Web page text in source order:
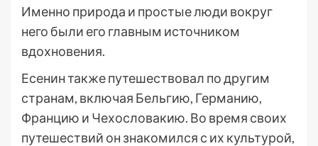
Именно природа и простые люди вокруг
него были его главным источником
вдохновения.
Есенин также путешествовал по другим
странам, включая Бельгию, Германию,
Францию и Чехословакию. Во время своих
путешествий он знакомился с их культурой,